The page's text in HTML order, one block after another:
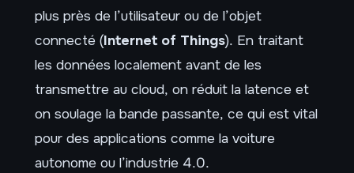
plus près de l’utilisateur ou de l’objet
connecté (Internet of Things). En traitant
les données localement avant de les
transmettre au cloud, on réduit la latence et
on soulage la bande passante, ce qui est vital
pour des applications comme la voiture
autonome ou l’industrie 4.0.